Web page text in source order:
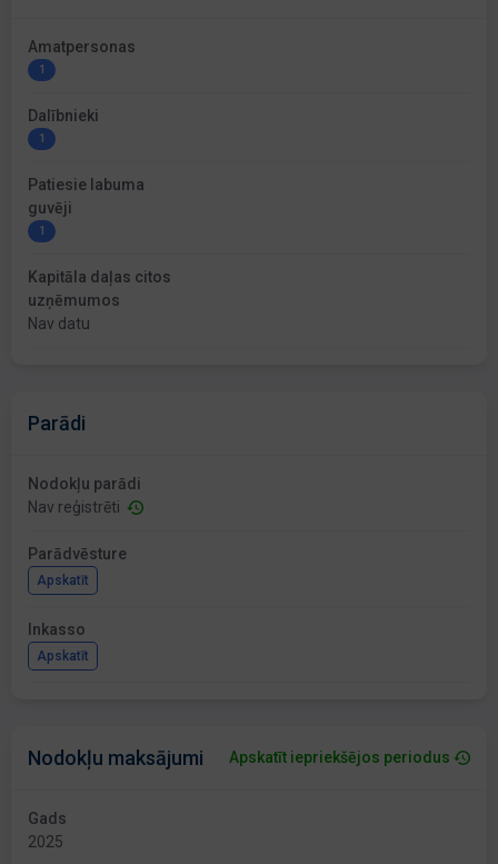
Amatpersonas
1
Dalībnieki
1
Patiesie labuma
guvēji
1
Kapitāla daļas citos
uzņēmumos
Nav datu
Parādi
Nodokļu parādi
Nav reģistrēti
Parādvēsture
Apskatīt
Inkasso
Apskatīt
Nodokļu maksājumi Apskatīt iepriekšējos periodus
Gads
2025